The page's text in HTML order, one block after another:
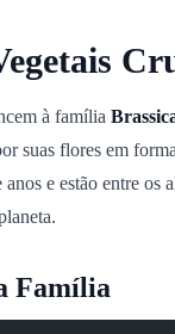
à família
suas flores em
e estão entre os
Família